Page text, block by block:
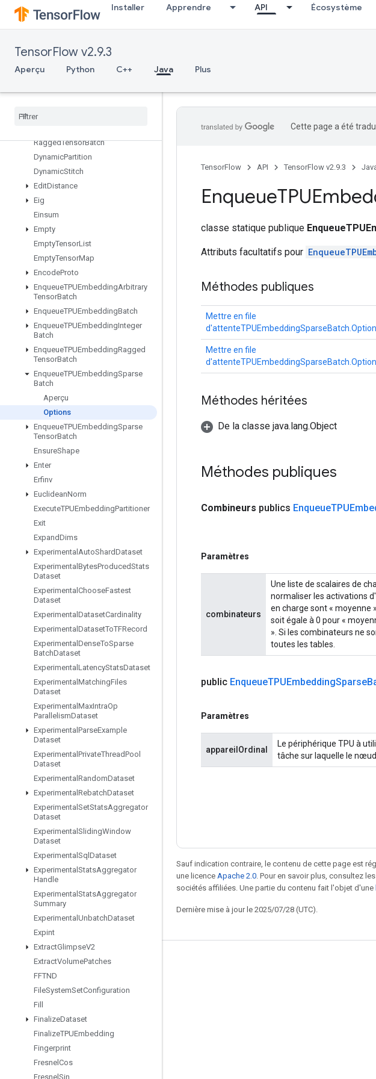
Installer Apprendre API Écosystème
TensorFlow v2.9.3
Aperçu Python C++ Java Plus
DirectedInterleaveDataset
DisableCopyOnRead
DrawBoundingBoxesV2
DummyIterationCounter
DummySeedGenerator
Arbitrary
RaggedTensorBatch
DynamicPartition
DynamicStitch
EditDistance
Eig
Einsum
Empty
EmptyTensorList
EmptyTensorMap
EncodeProto
EnqueueTPUEmbeddingArbitrary
TensorBatch
EnqueueTPUEmbeddingBatch
EnqueueTPUEmbeddingInteger
Batch
EnqueueTPUEmbeddingRagged
TensorBatch
EnqueueTPUEmbeddingSparse
Batch
Aperçu
Options
EnqueueTPUEmbeddingSparse
TensorBatch
EnsureShape
Enter
Erfinv
EuclideanNorm
ExecuteTPUEmbeddingPartitioner
Exit
ExpandDims
Experimental AutoShardDataset
Experimental BytesProducedStats
Dataset
Experimental ChooseFastest
Dataset
Experimental DatasetCardinality
Experimental DatasetToTFRecord
Experimental DenseToSparse
BatchDataset
Experimental LatencyStatsDataset
Experimental MatchingFiles
Dataset
Experimental MaxIntraOp
ParallelismDataset
Experimental ParseExample
Dataset
Experimental PrivateThreadPool
Dataset
Experimental RandomDataset
Experimental RebatchDataset
Experimental SetStatsAggregator
Dataset
Experimental SlidingWindow
Dataset
Experimental Sql Dataset
Experimental StatsAggregator
Handle
Experimental StatsAggregator
Summary
Experimental UnbatchDataset
Expint
ExtractGlimpseV2
ExtractVolumePatches
FFTND
FileSystemSetConfiguration
Fill
FinalizeDataset
FinalizeTPUEmbedding
Fingerprint
Fresnel Cos
Fresnel Sin
Cette page a été
TensorFlow API TensorFlow v2.9.3
Enqueue
classe statique publique
Attributs facultatifs pour
Méthodes publiques
Mettre en file
Mettre en file
Méthodes héritées
De la classe java.lang.Object
Méthodes publiques
Combineurs publics Enqueue
Paramètres
combinateurs
Une liste de scalaires de
normaliser les activations
en charge sont « moyenne
soit égale à 0 pour «
». Si les combinateurs ne
toutes les tables.
public EnqueueTPUEmbeddingSparse
Paramètres
appareilOrdinal
Le périphérique TPU à
tâche sur laquelle le nœud
Sauf indication contraire, le contenu de cette page est
une licence Apache 2.0 . Pour en savoir plus, consultez les
sociétés affiliées. Une partie du contenu fait l'objet d'une
Dernière mise à jour le 2025/07/28 (UTC).
Rester connecté
Forum
GitHub
YouTube